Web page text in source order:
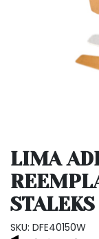
LIMA
SKU: DFE40150W